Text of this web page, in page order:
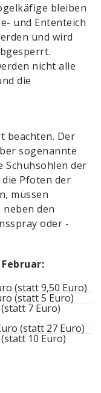
bleiben
und Ententeich
und wird
nicht alle
die
beachten. Der
sogenannte
Schuhsohlen der
Pfoten der
müssen
den
oder -
(statt 9,50 Euro)
(statt 5 Euro)
7 Euro)
(statt 27 Euro)
10 Euro)